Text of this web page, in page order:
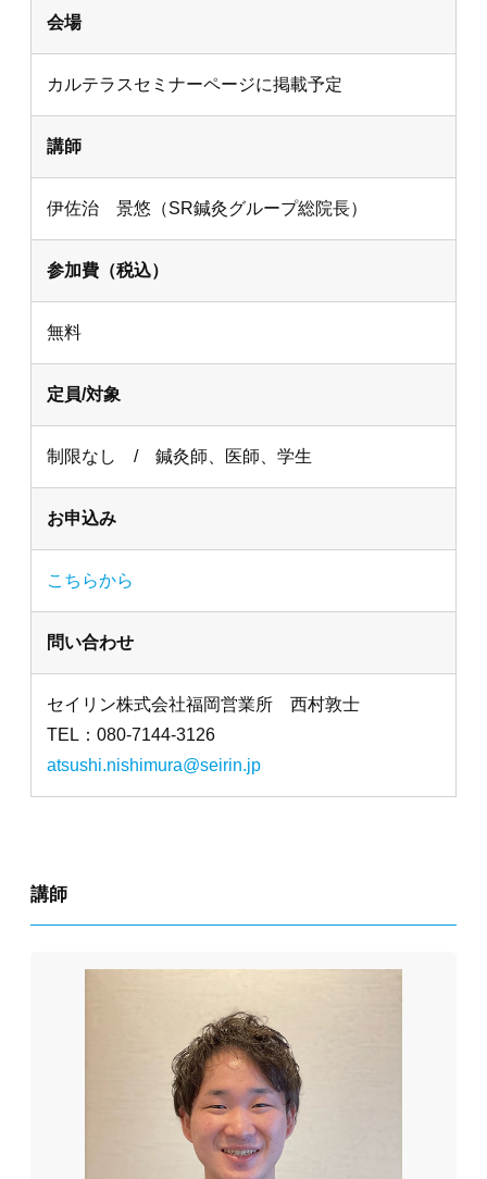
会場
カルテラスセミナーページに掲載予定
講師
伊佐治 景悠（SR鍼灸グループ総院長）
参加費（税込）
無料
定員/対象
制限なし / 鍼灸師、医師、学生
お申込み
こちらから
問い合わせ
セイリン株式会社福岡営業所 西村敦士
TEL：080-7144-3126
atsushi.nishimura@seirin.jp
講師